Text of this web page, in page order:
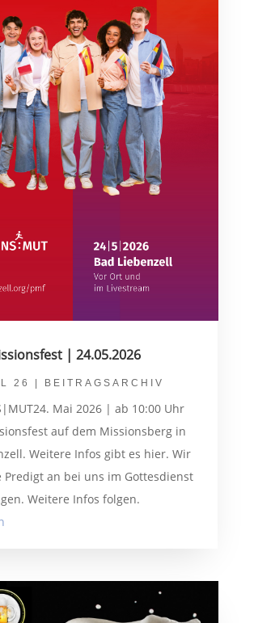
| 24.05.2026
26 | BEITRAGSARCHIV
Mai 2026 | ab 10:00 Uhr
auf dem Missionsberg in
Weitere Infos gibt es hier. Wir
Predigt an bei uns im Gottesdienst
Weitere Infos folgen.